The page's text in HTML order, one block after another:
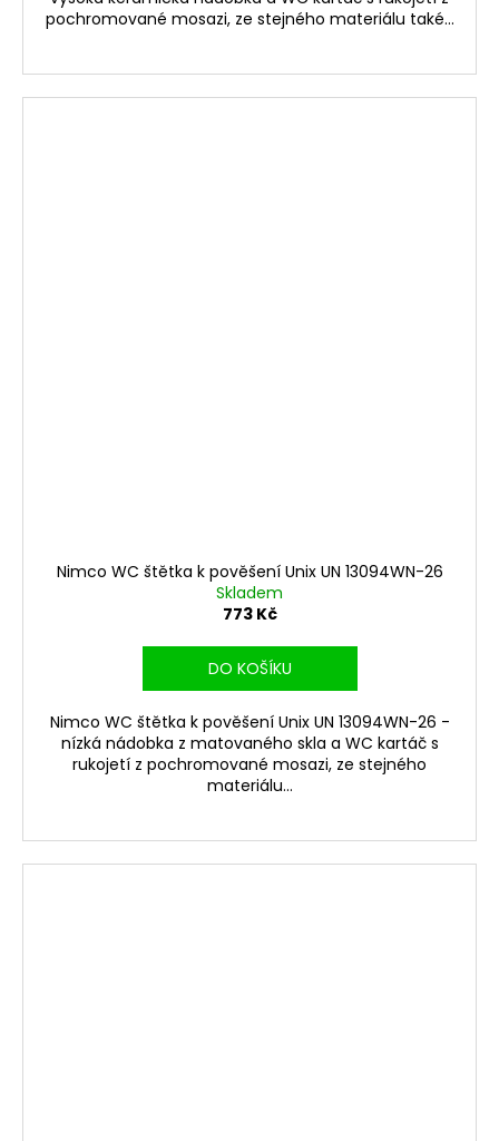
pochromované mosazi, ze stejného materiálu také...
Nimco WC štětka k pověšení Unix UN 13094WN-26
Skladem
773 Kč
DO KOŠÍKU
Nimco WC štětka k pověšení Unix UN 13094WN-26 -
nízká nádobka z matovaného skla a WC kartáč s
rukojetí z pochromované mosazi, ze stejného
materiálu...